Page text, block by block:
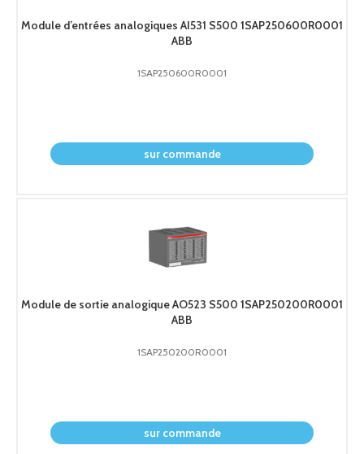
Module d’entrées analogiques AI531 S500 1SAP250600R0001
ABB
1SAP250600R0001
sur commande
Module de sortie analogique AO523 S500 1SAP250200R0001
ABB
1SAP250200R0001
sur commande